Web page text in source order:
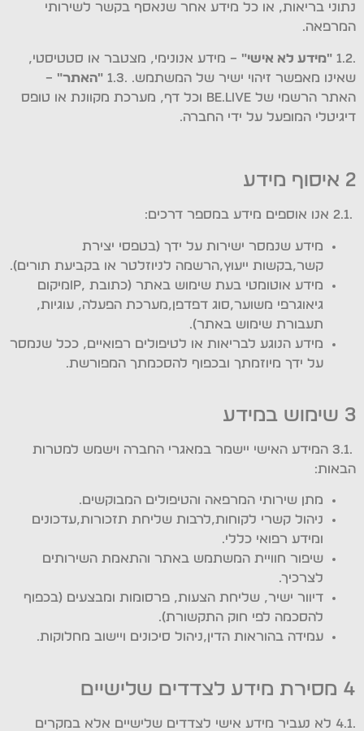
נתוני בריאות, או כל מידע אחר שנאסף בקשר לשירותי
המרפאה.
.1.2 "מידע לא אישי" – מידע אנונימי, מצטבר או סטטיסטי,
שאינו מאפשר זיהוי ישיר של המשתמש. .1.3
"האתר"
–
האתר הרשמי של Be.Live וכל דף, מערכת מקוונת או טופס
דיגיטלי המופעל על ידי החברה.
2 איסוף מידע
.2.1 אנו אוספים מידע במספר דרכים:
מידע שנמסר ישירות על ידך (בטפסי יצירת
קשר,בקשות ייעוץ,הרשמה לניוזלטר או בקביעת תורים).
מידע אוטומטי בעת שימוש באתר (כתובת ,IPמיקום
גיאוגרפי משוער,סוג דפדפן,מערכת הפעלה, עוגיות,
תעבורת שימוש באתר).
מידע הנוגע לבריאות או לטיפולים רפואיים, ככל שנמסר
על ידך מיוזמתך ובכפוף להסכמתך המפורשת.
3 שימוש במידע
.3.1 המידע האישי יישמר במאגרי החברה וישמש למטרות
הבאות:
מתן שירותי המרפאה והטיפולים המבוקשים.
ניהול קשרי לקוחות,לרבות שליחת תזכורות,עדכונים
ומידע רפואי כללי.
שיפור חוויית המשתמש באתר והתאמת השירותים
לצרכיך.
דיוור ישיר, שליחת הצעות, פרסומות ומבצעים (בכפוף
להסכמה לפי חוק התקשורת).
עמידה בהוראות הדין,ניהול סיכונים ויישוב מחלוקות.
4 מסירת מידע לצדדים שלישיים
.4.1 לא נעביר מידע אישי לצדדים שלישיים אלא במקרים